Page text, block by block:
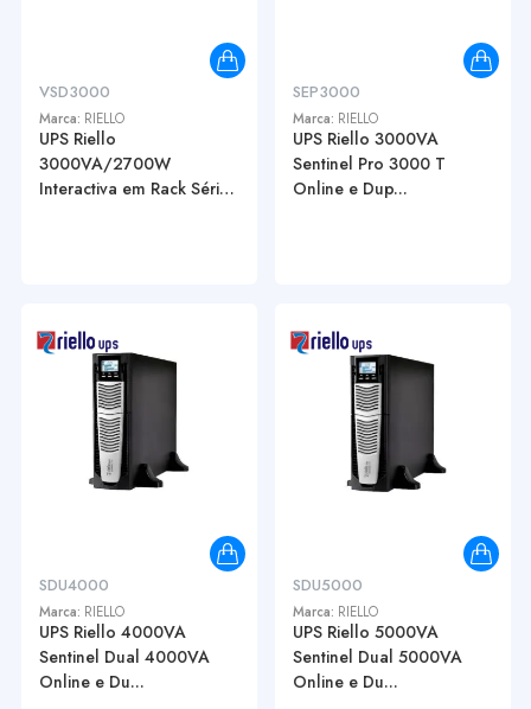
VSD3000
Marca: RIELLO
UPS Riello
3000VA/2700W
Interactiva em Rack Série
SEP3000
Marca: RIELLO
UPS Riello 3000VA
Sentinel Pro 3000 T
Online e Dup...
SDU4000
Marca: RIELLO
UPS Riello 4000VA
Sentinel Dual 4000VA
Online e Du...
SDU5000
Marca: RIELLO
UPS Riello 5000VA
Sentinel Dual 5000VA
Online e Du...